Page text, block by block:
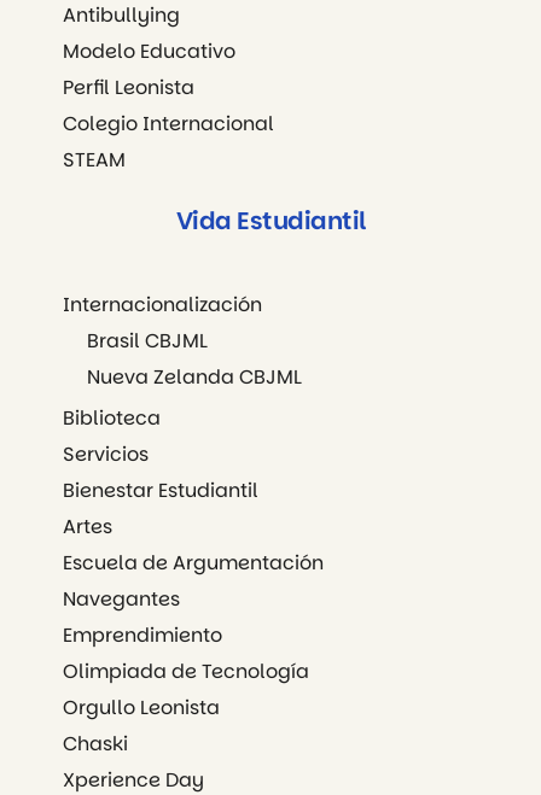
Antibullying
Modelo Educativo
Perfil Leonista
Colegio Internacional
STEAM
Vida Estudiantil
Internacionalización
Brasil CBJML
Nueva Zelanda CBJML
Biblioteca
Servicios
Bienestar Estudiantil
Artes
Escuela de Argumentación
Navegantes
Emprendimiento
Olimpiada de Tecnología
Orgullo Leonista
Chaski
Xperience Day